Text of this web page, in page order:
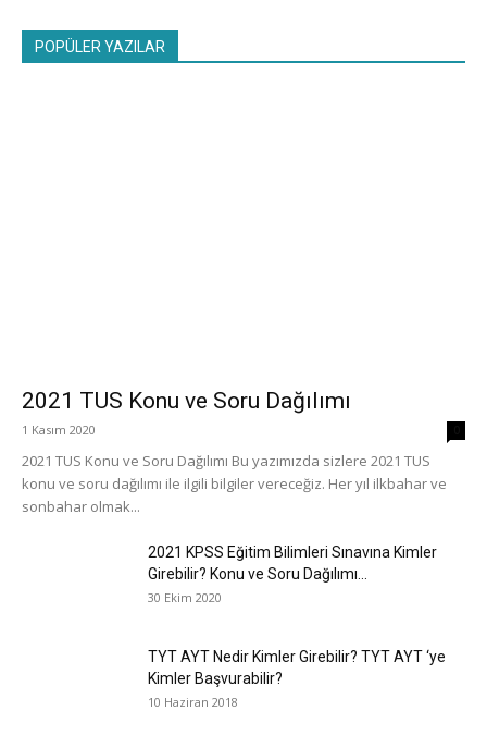
POPÜLER YAZILAR
2021 TUS Konu ve Soru Dağılımı
1 Kasım 2020
2021 TUS Konu ve Soru Dağılımı Bu yazımızda sizlere 2021 TUS
konu ve soru dağılımı ile ilgili bilgiler vereceğiz. Her yıl ilkbahar ve
sonbahar olmak...
2021 KPSS Eğitim Bilimleri Sınavına Kimler
Girebilir? Konu ve Soru Dağılımı...
30 Ekim 2020
TYT AYT Nedir Kimler Girebilir? TYT AYT ‘ye
Kimler Başvurabilir?
10 Haziran 2018